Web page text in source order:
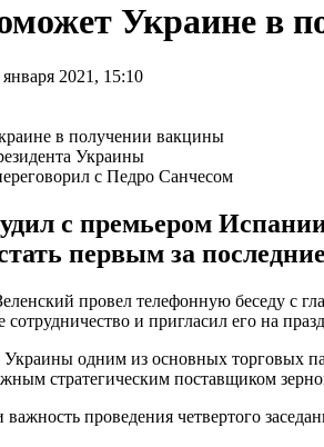
Украине в
2021, 15:10
Украины
с Педро Санчесом
с премьером
первым за
провел телефонную беседу с
сотрудничество и пригласил его на
Украины одним из основных торговых
стратегическим поставщиком
проведения четвертого